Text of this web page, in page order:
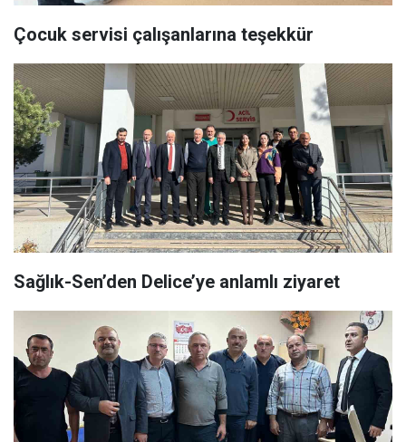
Çocuk servisi çalışanlarına teşekkür
Sağlık-Sen’den Delice’ye anlamlı ziyaret